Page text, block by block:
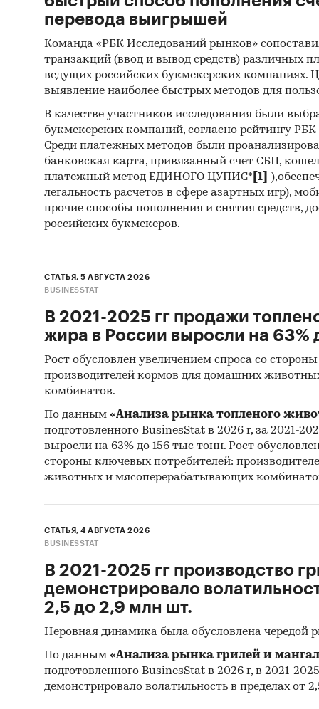
перевода выигрышей
Команда «РБК Исследований рынков»
транзакций (ввод и вывод средств) различных
ведущих российских букмекерских компаниях.
выявление наиболее быстрых методов для
В качестве участников исследования были
букмекерских компаний, согласно рейтингу
Среди платежных методов были
банковская карта, привязанный счет СБП,
платежный метод ЕДИНОГО ЦУПИС* [1]
легальность расчетов в сфере азартных игр),
прочие способы пополнения и снятия средств,
российских букмекеров.
СТАТЬЯ, 5 АВГУСТА 2026
BUSINESSTAT
В 2021-2025 гг продажи
жира в России выросли на 63%
Рост обусловлен увеличением спроса со
производителей кормов для домашних
комбинатов.
По данным «Анализа рынка топленого
подготовленного BusinesStat в 2026 г, за 2021-
выросли на 63% до 156 тыс тонн. Рост
стороны ключевых потребителей:
животных и мясоперерабатывающих
СТАТЬЯ, 4 АВГУСТА 2026
BUSINESSTAT
В 2021-2025 гг производство
демонстрировало
2,5 до 2,9 млн шт.
Неровная динамика была обусловлена чередой
По данным «Анализа рынка грилей и
подготовленного BusinesStat в 2026 г, в 2021-
демонстрировало волатильность в пределах от